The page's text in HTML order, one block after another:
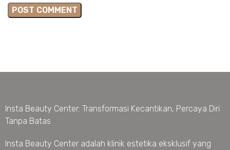
Insta Beauty Center: Transformasi Kecantikan, Percaya Diri
Tanpa Batas
Insta Beauty Center adalah klinik estetika eksklusif yang